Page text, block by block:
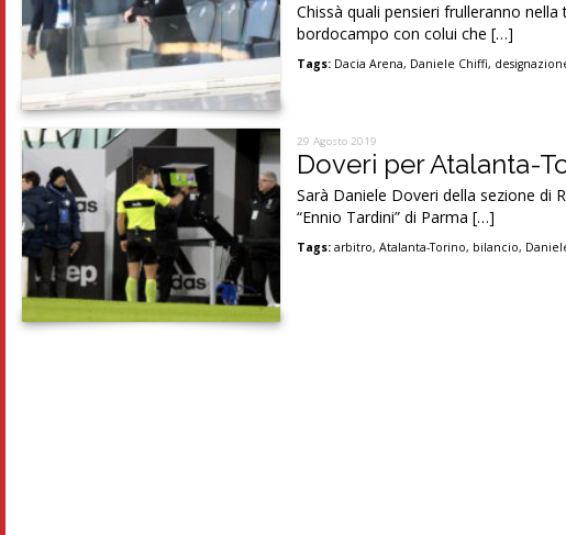
Chissà quali pensieri frulleranno
bordocampo con colui che […]
Tags: Dacia Arena, Daniele Chiffi,
29 Agosto 2019
Doveri per Atalanta-
Sarà Daniele Doveri della sezione di
“Ennio Tardini” di Parma […]
Tags: arbitro,Atalanta-Torino, bilancio,